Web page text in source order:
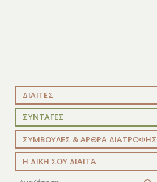
ΔΙΑΙΤΕΣ
ΣΥΝΤΑΓΕΣ
ΣΥΜΒΟΥΛΕΣ & ΑΡΘΡΑ ΔΙΑΤΡΟΦΗΣ
Η ΔΙΚΗ ΣΟΥ ΔΙΑΙΤΑ